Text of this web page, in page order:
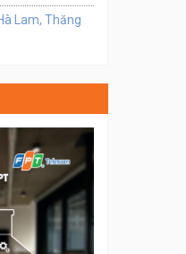
Lam, Thăng